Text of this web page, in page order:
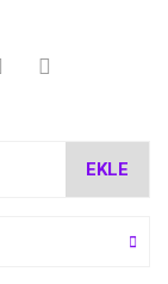
EKLE